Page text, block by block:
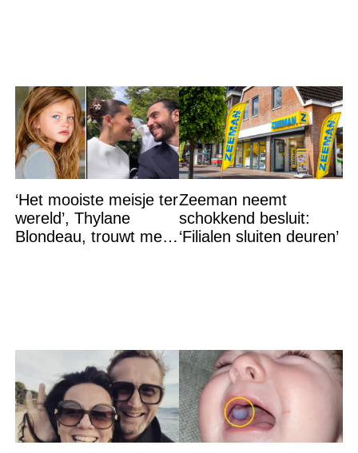
‘Het mooiste meisje ter
wereld’, Thylane
Blondeau, trouwt met
Zeeman neemt
schokkend besluit:
‘Filialen sluiten deuren’